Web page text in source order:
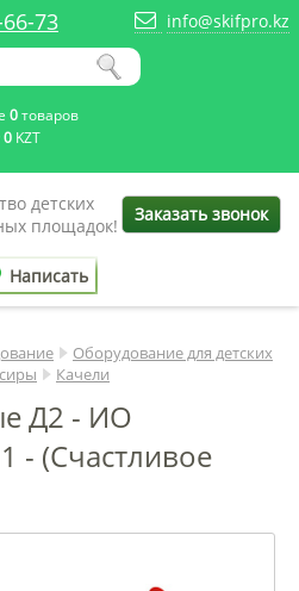
73 info@skifpro.kz
0товаров
0 KZT
детских
площадок!
Заказать звонок
Написать
Оборудование для детских
Качели
Д2 - ИО
- (Счастливое